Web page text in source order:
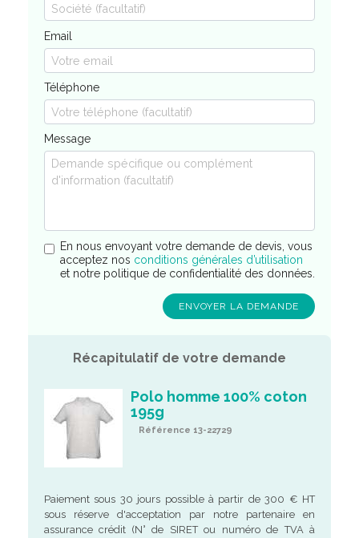
Email
Téléphone
Message
En nous envoyant votre demande de devis, vous
acceptez nos conditions générales d’utilisation
et notre politique de confidentialité des données.
Récapitulatif de votre demande
Polo homme 100% coton
195g
Référence 13-22729
Paiement sous 30 jours possible à partir de 300 € HT
sous réserve d'acceptation par notre partenaire en
assurance crédit (N° de SIRET ou numéro de TVA à